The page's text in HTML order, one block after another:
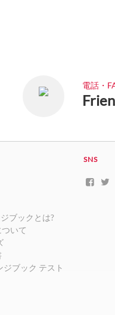
電話・
ブックとは?
いて
ジブック テスト
SNS